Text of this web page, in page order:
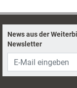
News aus der
Newsletter